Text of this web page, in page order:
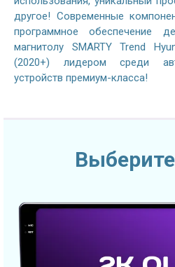
другое! Современные
программное обеспечение
магнитолу SMARTY Trend
(2020+) лидером среди
устройств премиум-класса!